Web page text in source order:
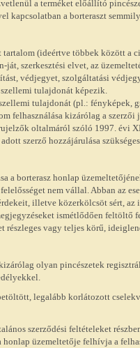
a terméket előállító
kapcsolatban a borteraszt
(ideértve többek között a
szerkesztési elvet, az
védjegyet, szolgáltatási
tulajdonát képezik.
tulajdonát (pl.: fényképek,
felhasználása kizárólag a
oltalmáról szóló 1997. évi
szerző hozzájárulása
a borterasz honlap
nem vállal. Abban az
illetve közerkölcsöt sért, az
ismétlődően feltöltő
vagy teljes körű,
olyan pincészetek
legalább korlátozott
szerződési feltételeket
üzemeltetője felhívja a